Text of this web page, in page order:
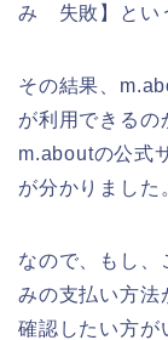
み 失敗】とい
その結果、
が利用できるの
m.aboutの公式
が分かりました
なので、もし、
みの支払い方法
確認したい方が